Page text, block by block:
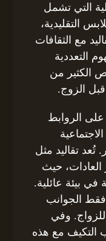
التي تشمل
التقليدية،
مع الثقافات
التعددية
الكثير من
الزوج.
الروابط
تُعد تقاليد مثل
حيث
بيئة عائلية.
الجوانب
للزواج. وفي
التكيف مع هذه